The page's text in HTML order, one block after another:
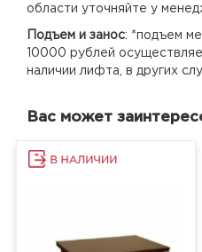
области уточняйте у
Подъем и занос: *подъем
10000 рублей
наличии лифта, в других
Вас может